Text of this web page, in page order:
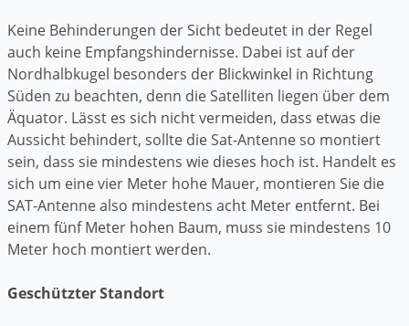
Keine Behinderungen der Sicht bedeutet in der Regel
auch keine Empfangshindernisse. Dabei ist auf der
Nordhalbkugel besonders der Blickwinkel in Richtung
Süden zu beachten, denn die Satelliten liegen über dem
Äquator. Lässt es sich nicht vermeiden, dass etwas die
Aussicht behindert, sollte die Sat-Antenne so montiert
sein, dass sie mindestens wie dieses hoch ist. Handelt es
sich um eine vier Meter hohe Mauer, montieren Sie die
SAT-Antenne also mindestens acht Meter entfernt. Bei
einem fünf Meter hohen Baum, muss sie mindestens 10
Meter hoch montiert werden.
Geschützter Standort